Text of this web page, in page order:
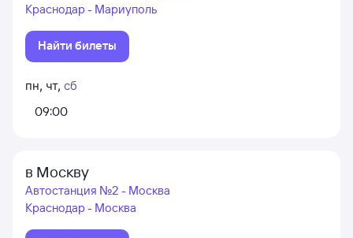
Краснодар - Мариуполь
Найти билеты
пн, чт, сб
09:00
в Москву
Автостанция №2 - Москва
Краснодар - Москва